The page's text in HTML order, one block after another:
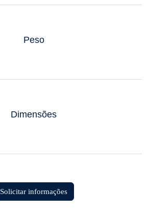
Peso
Dimensões
Solicitar informações